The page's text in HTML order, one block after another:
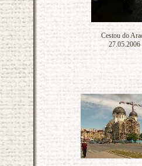
Cestou do
27.05.2006